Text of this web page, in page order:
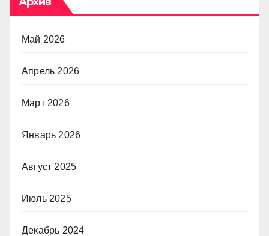
Май 2026
Апрель 2026
Март 2026
Январь 2026
Август 2025
Июль 2025
Декабрь 2024